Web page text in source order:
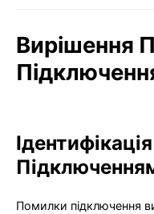
Вирішення
Помилки підключення